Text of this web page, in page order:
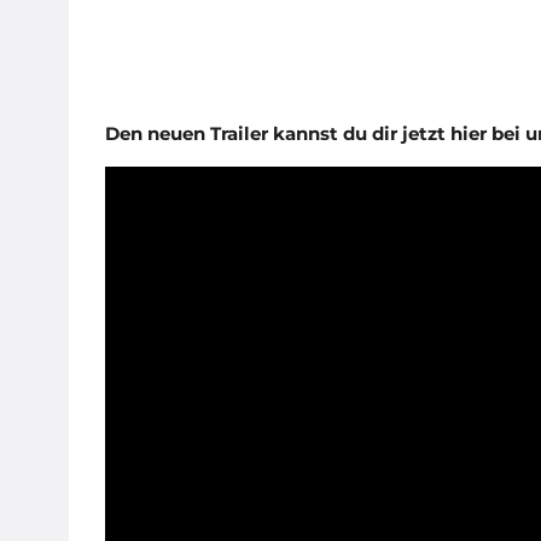
Den neuen Trailer kannst du dir jetzt hier bei